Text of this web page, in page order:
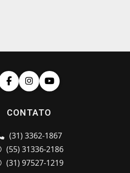
CONTATO
(31) 3362-1867
(55) 31336-2186
(31) 97527-1219